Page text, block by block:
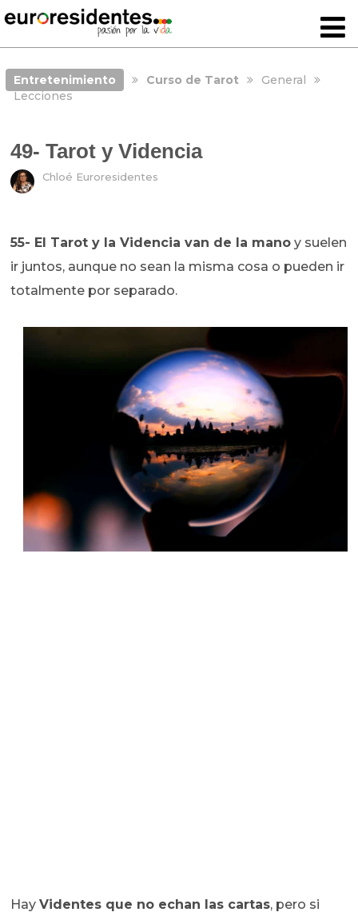
Entretenimiento Curso de Tarot
General
Lecciones
49- Tarot y Videncia
Chloé Euroresidentes
55- El Tarot y la Videncia van de la mano y suelen
ir juntos, aunque no sean la misma cosa o pueden ir
totalmente por separado.
HayVidentes que no echan las cartas, pero si